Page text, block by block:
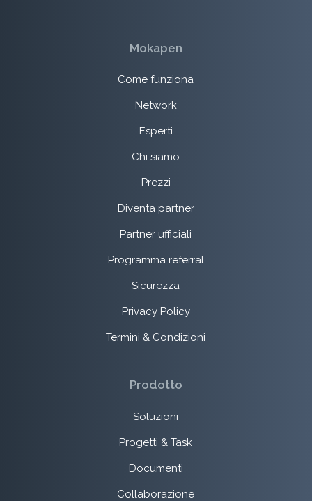
Mokapen
Come funziona
Network
Esperti
Chi siamo
Prezzi
Diventa partner
Partner ufficiali
Programma referral
Sicurezza
Privacy Policy
Termini & Condizioni
Prodotto
Soluzioni
Progetti & Task
Documenti
Collaborazione